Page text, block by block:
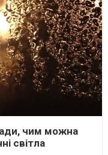
чим можна
світла